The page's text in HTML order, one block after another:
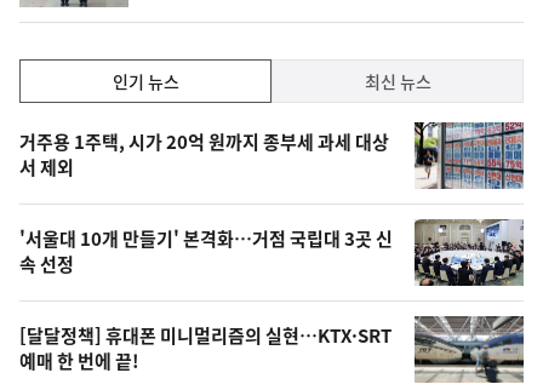
기,
최
신,
오
늘
의
영
상
인기 뉴스 최신 뉴스
인
기
뉴
스
거주용 1주택, 시가 20억 원까지 종부세 과세 대상
서 제외
'서울대 10개 만들기' 본격화…거점 국립대 3곳 신
속 선정
[달달정책] 휴대폰 미니멀리즘의 실현…KTX·SRT
예매 한 번에 끝!